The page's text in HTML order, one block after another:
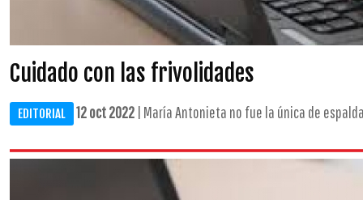
Cuidado con las frivolidades
EDITORIAL 12 oct 2022 | María Antonieta no fue la única de